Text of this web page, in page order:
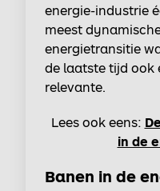
energie-industrie
meest
energietransitie
de laatste tijd ook
relevante.
Lees ook eens:
in de
Banen in de